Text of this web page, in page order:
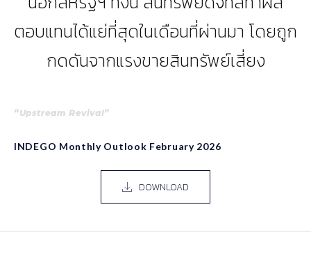
ตอบแทนได้แย่ที่สุดในเดือนที่ผ่านมา โดยถูก
กดดันจากแรงขายสินทรัพย์เสี่ยง
“Upstream Revival”
INDEGO Monthly Outlook February 2026
DOWNLOAD